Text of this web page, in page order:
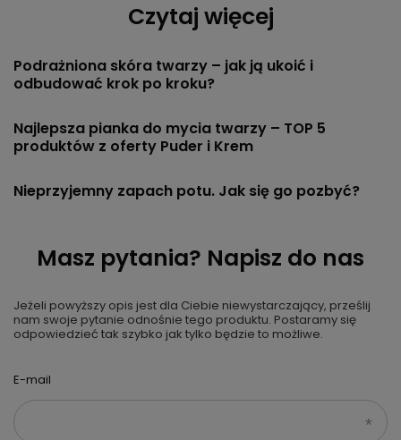
Czytaj więcej
Podrażniona skóra twarzy – jak ją ukoić i
odbudować krok po kroku?
Najlepsza pianka do mycia twarzy – TOP 5
produktów z oferty Puder i Krem
Nieprzyjemny zapach potu. Jak się go pozbyć?
Masz pytania? Napisz do nas
Jeżeli powyższy opis jest dla Ciebie niewystarczający, prześlij
nam swoje pytanie odnośnie tego produktu. Postaramy się
odpowiedzieć tak szybko jak tylko będzie to możliwe.
E-mail